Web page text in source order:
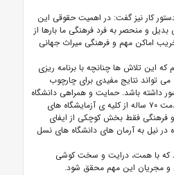
کار نیز گفت: در اهمیت حقوقی این
و منحصر به فرد فرهنگی ما بارها از
اماکن مهم و فرهنگی میراث جهانی
که این تلاش ها چنانچه با برنامه ریزی
تواند نتایج مفیدی برای چارچوب
داشته باشد. حمایت و همراهی دانشگاه
بزرگی مانند دانشگاه شیراز، با قدمت ۷۰ ساله از کلیه ی آزمایشگاه های
فرهنگی فقط بخش کوچکی از ایفای
در نیل به آرمان های دانشگاه های نسل
که با همت، درایت و سخت کوشی
و مجریان این مهم محقق شود.